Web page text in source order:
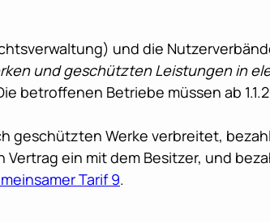
und die
und geschützten Leistungen in
betroffenen Betriebe müssen ab
geschützten Werke verbreitet,
ein mit dem Besitzer, und
Tarif 9.